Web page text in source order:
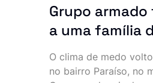
Grupo
a uma família
uma hora no
Paraíso.
O clima de medo
no bairro Paraíso, no